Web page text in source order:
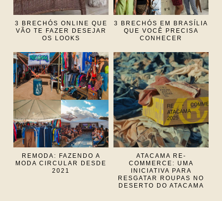
3 BRECHÓS ONLINE QUE
VÃO TE FAZER DESEJAR
OS LOOKS
3 BRECHÓS EM BRASÍLIA
QUE VOCÊ PRECISA
CONHECER
REMODA: FAZENDO A
MODA CIRCULAR DESDE
2021
ATACAMA RE-
COMMERCE: UMA
INICIATIVA PARA
RESGATAR ROUPAS NO
DESERTO DO ATACAMA